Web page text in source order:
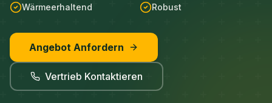
Wärmeerhaltend
Robust
Angebot Anfordern
Vertrieb Kontaktieren